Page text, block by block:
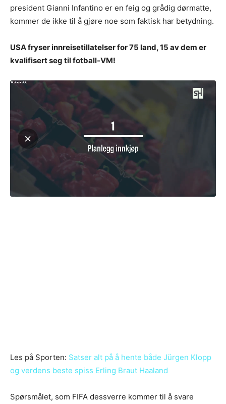
president Gianni Infantino er en feig og grådig dørmatte,
kommer de ikke til å gjøre noe som faktisk har betydning.
USA fryser innreisetillatelser for 75 land, 15 av dem er
kvalifisert seg til fotball-VM!
Les på Sporten: Satser alt på å hente både Jürgen Klopp
og verdens beste spiss Erling Braut Haaland
Spørsmålet, som FIFA dessverre kommer til å svare